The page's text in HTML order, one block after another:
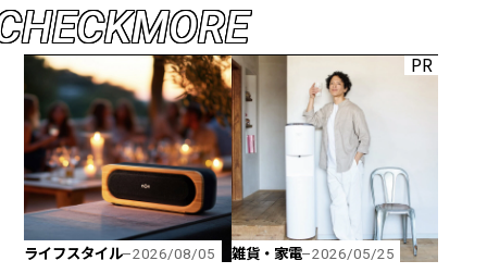
HECKMORE
ライフスタイル 2026/08/05
PR
雑貨・家電 2026/05/25